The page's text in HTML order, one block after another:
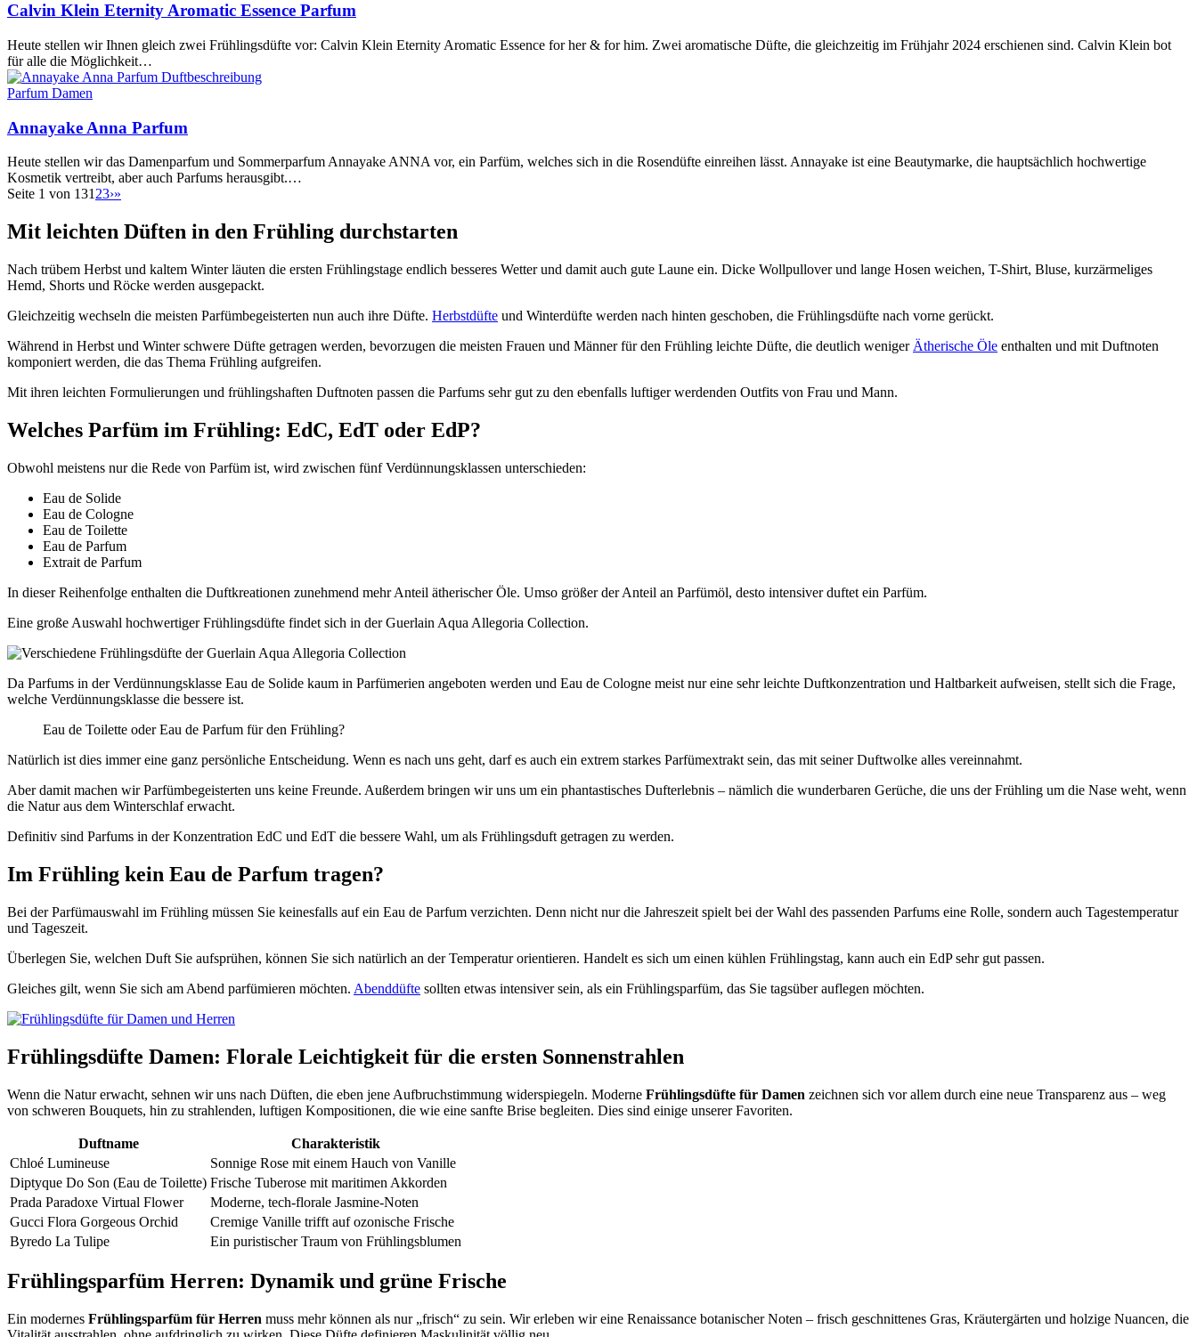
Calvin Klein Eternity Aromatic Essence Parfum
Heute stellen wir Ihnen gleich zwei Frühlingsdüfte vor: Calvin Klein Eternity Aromatic Essence for her & for him. Zwei aromatische Düfte, die gleichzeitig im Frühjahr 2024 erschienen sind. Calvin Klein bot
für alle die Möglichkeit…
Parfum Damen
Annayake Anna Parfum
Heute stellen wir das Damenparfum und Sommerparfum Annayake ANNA vor, ein Parfüm, welches sich in die Rosendüfte einreihen lässt. Annayake ist eine Beautymarke, die hauptsächlich hochwertige
Kosmetik vertreibt, aber auch Parfums herausgibt.…
Seite 1 von 131 23›»
Mit leichten Düften in den Frühling durchstarten
Nach trübem Herbst und kaltem Winter läuten die ersten Frühlingstage endlich besseres Wetter und damit auch gute Laune ein. Dicke Wollpullover und lange Hosen weichen, T-Shirt, Bluse, kurzärmeliges
Hemd, Shorts und Röcke werden ausgepackt.
Gleichzeitig wechseln die meisten Parfümbegeisterten nun auch ihre Düfte. Herbstdüfte und Winterdüfte werden nach hinten geschoben, die Frühlingsdüfte nach vorne gerückt.
Während in Herbst und Winter schwere Düfte getragen werden, bevorzugen die meisten Frauen und Männer für den Frühling leichte Düfte, die deutlich weniger Ätherische Öle enthalten und mit Duftnoten
komponiert werden, die das Thema Frühling aufgreifen.
Mit ihren leichten Formulierungen und frühlingshaften Duftnoten passen die Parfums sehr gut zu den ebenfalls luftiger werdenden Outfits von Frau und Mann.
Welches Parfüm im Frühling: EdC, EdT oder EdP?
Obwohl meistens nur die Rede von Parfüm ist, wird zwischen fünf Verdünnungsklassen unterschieden:
Eau de Solide
Eau de Cologne
Eau de Toilette
Eau de Parfum
Extrait de Parfum
In dieser Reihenfolge enthalten die Duftkreationen zunehmend mehr Anteil ätherischer Öle. Umso größer der Anteil an Parfümöl, desto intensiver duftet ein Parfüm.
Eine große Auswahl hochwertiger Frühlingsdüfte findet sich in der Guerlain Aqua Allegoria Collection.
Da Parfums in der Verdünnungsklasse Eau de Solide kaum in Parfümerien angeboten werden und Eau de Cologne meist nur eine sehr leichte Duftkonzentration und Haltbarkeit aufweisen, stellt sich die Frage,
welche Verdünnungsklasse die bessere ist.
Eau de Toilette oder Eau de Parfum für den Frühling?
Natürlich ist dies immer eine ganz persönliche Entscheidung. Wenn es nach uns geht, darf es auch ein extrem starkes Parfümextrakt sein, das mit seiner Duftwolke alles vereinnahmt.
Aber damit machen wir Parfümbegeisterten uns keine Freunde. Außerdem bringen wir uns um ein phantastisches Dufterlebnis – nämlich die wunderbaren Gerüche, die uns der Frühling um die Nase weht, wenn
die Natur aus dem Winterschlaf erwacht.
Definitiv sind Parfums in der Konzentration EdC und EdT die bessere Wahl, um als Frühlingsduft getragen zu werden.
Im Frühling kein Eau de Parfum tragen?
Bei der Parfümauswahl im Frühling müssen Sie keinesfalls auf ein Eau de Parfum verzichten. Denn nicht nur die Jahreszeit spielt bei der Wahl des passenden Parfums eine Rolle, sondern auch Tagestemperatur
und Tageszeit.
Überlegen Sie, welchen Duft Sie aufsprühen, können Sie sich natürlich an der Temperatur orientieren. Handelt es sich um einen kühlen Frühlingstag, kann auch ein EdP sehr gut passen.
Gleiches gilt, wenn Sie sich am Abend parfümieren möchten. Abenddüfte sollten etwas intensiver sein, als ein Frühlingsparfüm, das Sie tagsüber auflegen möchten.
Frühlingsdüfte Damen: Florale Leichtigkeit für die ersten Sonnenstrahlen
Wenn die Natur erwacht, sehnen wir uns nach Düften, die eben jene Aufbruchstimmung widerspiegeln. Moderne Frühlingsdüfte für Damen zeichnen sich vor allem durch eine neue Transparenz aus – weg
von schweren Bouquets, hin zu strahlenden, luftigen Kompositionen, die wie eine sanfte Brise begleiten. Dies sind einige unserer Favoriten.
Duftname
Charakteristik
Chloé Lumineuse
Sonnige Rose mit einem Hauch von Vanille
Diptyque Do Son (Eau de Toilette) Frische Tuberose mit maritimen Akkorden
Prada Paradoxe Virtual Flower
Moderne, tech-florale Jasmine-Noten
Gucci Flora Gorgeous Orchid
Cremige Vanille trifft auf ozonische Frische
Byredo La Tulipe
Ein puristischer Traum von Frühlingsblumen
Frühlingsparfüm Herren: Dynamik und grüne Frische
Ein modernes Frühlingsparfüm für Herren muss mehr können als nur „frisch“ zu sein. Wir erleben wir eine Renaissance botanischer Noten – frisch geschnittenes Gras, Kräutergärten und holzige Nuancen, die